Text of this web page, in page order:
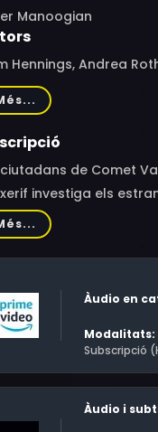
Manoogian
Hennings, Andrea
Dunard, Charles
Gregory
ciutadans de Comet
xerif investiga els
dels homes per dur
Àudio en
Modalitats:
Subscripció
Àudio i